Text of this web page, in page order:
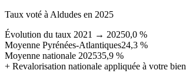
Taux voté à Aldudes en 2025
Évolution du taux 2021 → 20250,0 %
Moyenne Pyrénées-Atlantiques24,3 %
Moyenne nationale 202535,9 %
+ Revalorisation nationale appliquée à votre bien